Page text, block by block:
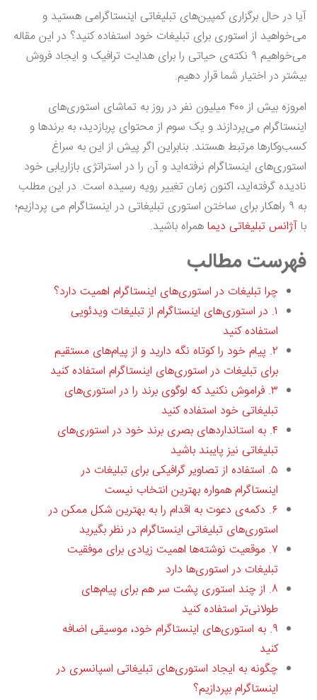
آیا در حال برگزاری کمپین‌های تبلیغاتی اینستاگرامی هستید و
می‌خواهید از استوری برای تبلیغات خود استفاده کنید؟ در این مقاله
می‌خواهیم ۹ نکته‌ی حیاتی را برای هدایت ترافیک و ایجاد فروش
بیشتر در اختیار شما قرار دهیم.
امروزه بیش از ۴۰۰ میلیون نفر در روز به تماشای استوری‌های
اینستاگرام می‌پردازند و یک سوم از محتوای پربازدید، به برندها و
کسب‌وکارها مرتبط هستند. بنابراین اگر پیش از این به سراغ
استوری‌های اینستاگرام نرفته‌اید و آن را در استراتژی بازاریابی خود
نادیده گرفته‌اید، اکنون زمان تغییر رویه رسیده است. در این مطلب
به ۹ راهکار برای ساختن استوری تبلیغاتی در اینستاگرام می پردازیم؛
باآژانس تبلیغاتی دیماهمراه باشید.
فهرست مطالب
چرا تبلیغات در استوری‌های اینستاگرام اهمیت دارد؟
۱. در استوری‌های اینستاگرام از تبلیغات ویدئویی
استفاده کنید
۲. پیام خود را کوتاه نگه دارید و از پیام‌های مستقیم
برای تبلیغات در استوری‌های اینستاگرام استفاده کنید
۳. فراموش نکنید که لوگوی برند را در استوری‌های
تبلیغاتی خود استفاده کنید
۴. به استانداردهای بصری برند خود در استوری‌های
تبلیغاتی نیز پایبند باشید
۵. استفاده از تصاویر گرافیکی برای تبلیغات در
اینستاگرام همواره بهترین انتخاب نیست
۶. دکمه‌ی دعوت به اقدام را به بهترین شکل ممکن در
استوری‌های تبلیغاتی اینستاگرام در نظر بگیرید
۷. موقعیت نوشته‌ها اهمیت زیادی برای موفقیت
تبلیغات در استوری‌ها دارد
۸. از چند استوری پشت سر هم برای پیام‌های
طولانی‌تر استفاده کنید
۹. به استوری‌های اینستاگرام خود، موسیقی اضافه
کنید
چگونه به ایجاد استوری‌های تبلیغاتی اسپانسری در
اینستاگرام بپردازیم؟